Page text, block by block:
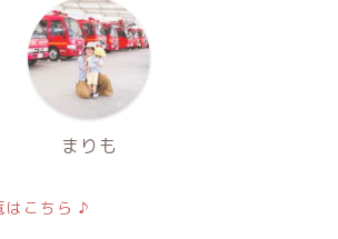
まりも
はこちら ♪